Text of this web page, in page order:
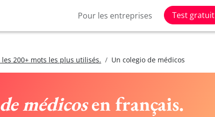
Pour les entreprises Test gratuit
200+ mots les plus utilisés. Un colegio de médicos
médicosen français.